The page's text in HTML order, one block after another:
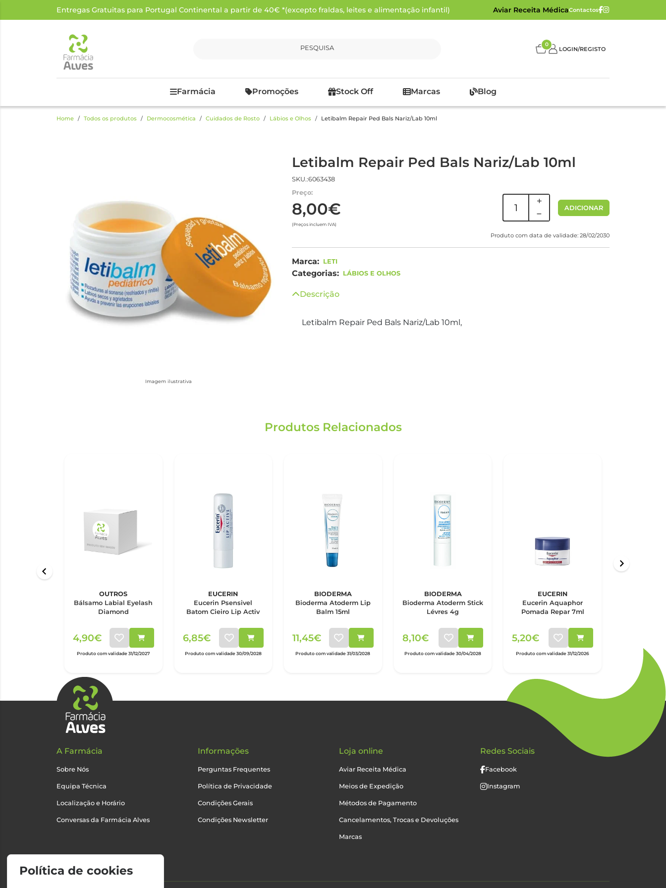
Entregas Gratuitas para Portugal Continental a partir de 40€ *(excepto fraldas, leites e alimentação infantil) Aviar Receita MédicaContactos
PESQUISA 0
LOGIN/REGISTO
Farmácia Promoções Stock Off Marcas Blog
Home Todos os produtos Dermocosmética Cuidados de Rosto Lábios e Olhos Letibalm Repair Ped Bals Nariz/Lab 10ml
Imagem ilustrativa
Letibalm Repair Ped Bals Nariz/Lab 10ml
SKU.:6063438
Preço:
8,00€
(Preços incluem IVA)
ADICIONAR
Produto com data de validade: 28/02/2030
Marca: LETI
Categorias: LÁBIOS E OLHOS
Descrição
Letibalm Repair Ped Bals Nariz/Lab 10ml,
Produtos Relacionados
OUTROS
Bálsamo Labial Eyelash
Diamond
4,90€
Produto com validade 31/12/2027
EUCERIN
Eucerin Psensivel
Batom Cieiro Lip Activ
6,85€
Produto com validade 30/09/2028
BIODERMA
Bioderma Atoderm Lip
Balm 15ml
11,45€
Produto com validade 31/03/2028
BIODERMA
Bioderma Atoderm Stick
Lévres 4g
8,10€
Produto com validade 30/04/2028
EUCERIN
Eucerin Aquaphor
Pomada Repar 7ml
5,20€
Produto com validade 31/12/2026 Produto com
A Farmácia
Sobre Nós
Equipa Técnica
Localização e Horário
Conversas da Farmácia Alves
Informações
Perguntas Frequentes
Política de Privacidade
Condições Gerais
Condições Newsletter
Loja online
Aviar Receita Médica
Meios de Expedição
Métodos de Pagamento
Cancelamentos, Trocas e Devoluções
Marcas
Redes Sociais
Facebook
Instagram
Política de cookies